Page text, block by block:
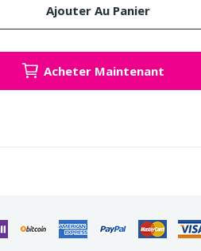
Ajouter Au Panier
Acheter Maintenant